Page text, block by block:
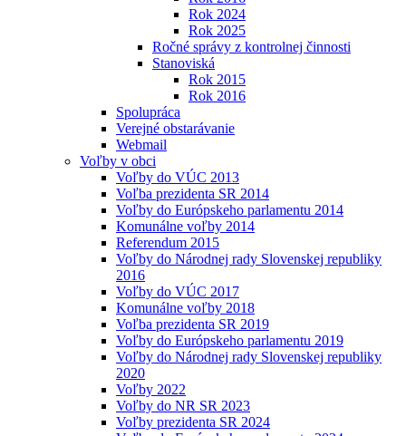
Rok 2024
Rok 2025
Ročné správy z kontrolnej činnosti
Stanoviská
Rok 2015
Rok 2016
Spolupráca
Verejné obstarávanie
Webmail
Voľby v obci
Voľby do VÚC 2013
Voľba prezidenta SR 2014
Voľby do Európskeho parlamentu 2014
Komunálne voľby 2014
Referendum 2015
Voľby do Národnej rady Slovenskej republiky
2016
Voľby do VÚC 2017
Komunálne voľby 2018
Voľba prezidenta SR 2019
Voľby do Európskeho parlamentu 2019
Voľby do Národnej rady Slovenskej republiky
2020
Voľby 2022
Voľby do NR SR 2023
Voľby prezidenta SR 2024